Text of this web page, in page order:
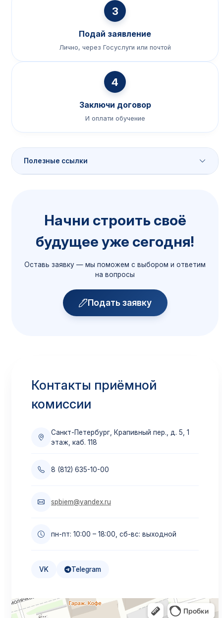
3
Подай заявление
Лично, через Госуслуги или почтой
4
Заключи договор
И оплати обучение
Полезные ссылки
Сроки, документы, способы подачи
Подробнее →
Подробнее →
Приём по переводу
Подробнее →
Материнский капитал
Образовательный кредит
Верните до 13%
Начни строить своё
будущее уже сегодня!
Оставь заявку — мы поможем с выбором и ответим
на вопросы
Подать заявку
Контакты приёмной
комиссии
Санкт-Петербург, Крапивный пер., д. 5, 1
этаж, каб. 118
8 (812) 635-10-00
spbiem@yandex.ru
пн-пт: 10:00 – 18:00, сб-вс: выходной
VK Telegram